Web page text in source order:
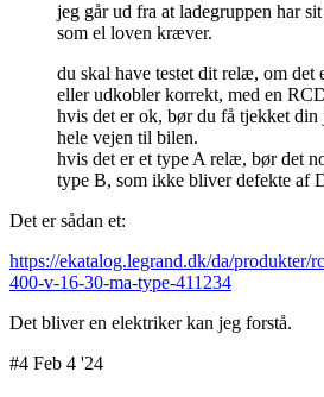
jeg går ud fra at ladegruppen har
som el loven kræver.
du skal have testet dit relæ, om det
eller udkobler korrekt, med en
hvis det er ok, bør du få tjekket
hele vejen til bilen.
hvis det er et type A relæ, bør det
type B, som ikke bliver defekte af
Det er sådan et:
https://ekatalog.legrand.dk/da/produkter/
400-v-16-30-ma-type-411234
Det bliver en elektriker kan jeg forstå.
#4 Feb 4 '24